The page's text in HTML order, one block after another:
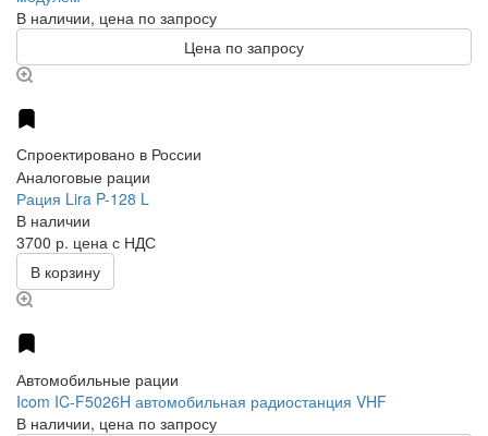
В наличии, цена по запросу
Цена по запросу
Спроектировано в России
Аналоговые рации
Рация Lira P-128 L
В наличии
3700 р. цена с НДС
В корзину
Автомобильные рации
Icom IC-F5026H автомобильная радиостанция VHF
В наличии, цена по запросу